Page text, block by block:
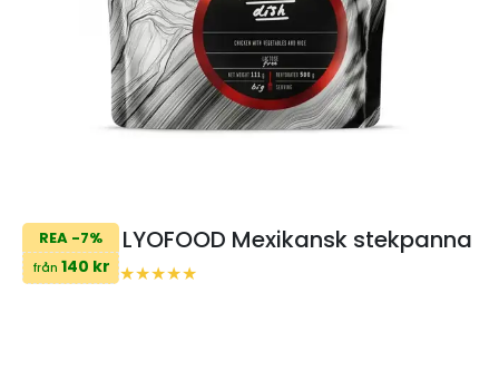
REA -7%
från 140 kr
LYOFOOD Mexikansk stekpanna